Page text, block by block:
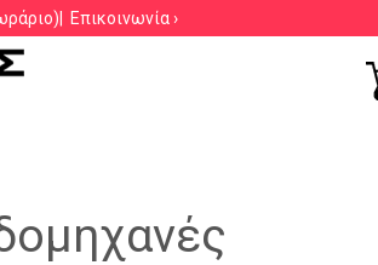
Επικοινωνία ›